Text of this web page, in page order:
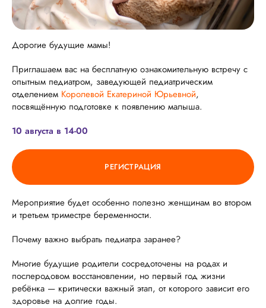
Дорогие будущие мамы!
Приглашаем вас на бесплатную ознакомительную встречу с
опытным педиатром, заведующей педиатрическим
отделением Королевой Екатериной Юрьевной,
посвящённую подготовке к появлению малыша.
10 августа в 14-00
РЕГИСТРАЦИЯ
Мероприятие будет особенно полезно женщинам во втором
и третьем триместре беременности.
Почему важно выбрать педиатра заранее?
Многие будущие родители сосредоточены на родах и
послеродовом восстановлении, но первый год жизни
ребёнка — критически важный этап, от которого зависит его
здоровье на долгие годы.